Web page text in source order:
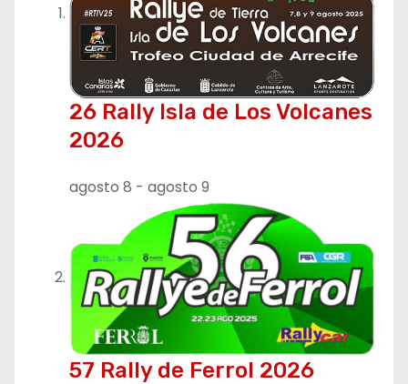
26 Rally Isla de Los Volcanes
2026
agosto 8 - agosto 9
57 Rally de Ferrol 2026